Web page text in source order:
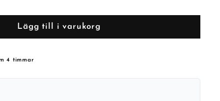
Lägg till i varukorg
4 timmar